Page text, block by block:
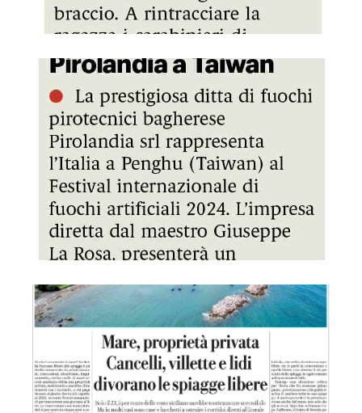
GDS 14/07/2024 Fuochi d'artificio, Pirolandia a Taiwan
REP- 14/07/2024 Mare, proprietà privata cancelli, villette